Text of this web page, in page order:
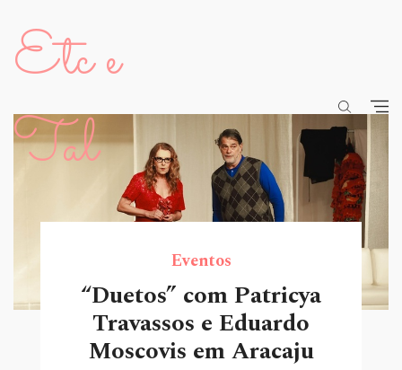
Etc e
Tal
Eventos
“Duetos” com Patricya
Travassos e Eduardo
Moscovis em Aracaju